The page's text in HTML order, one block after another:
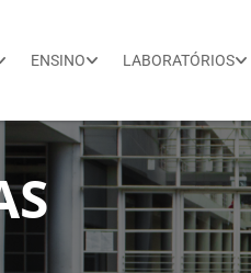
ENSINO LABORATÓRIOS